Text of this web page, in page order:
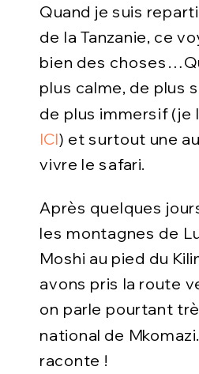
Quand je suis
de la Tanzanie, ce
bien des
plus calme, de plus
de plus immersif (je
ICI) et surtout une
vivre le safari.
Après quelques
les montagnes de
Moshi au pied du
avons pris la route
on parle pourtant
national de
raconte !